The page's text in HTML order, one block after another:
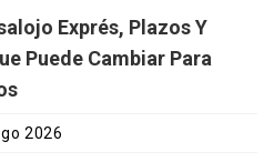
Exprés, Plazos Y
Puede Cambiar Para
2026